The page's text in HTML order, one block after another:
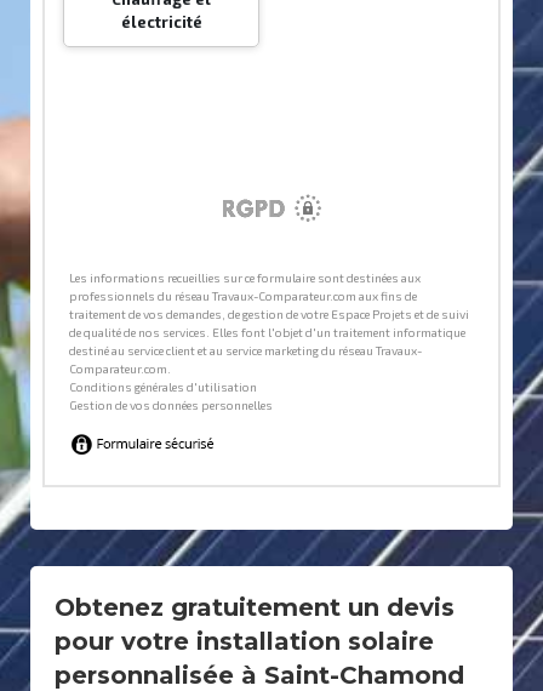
Obtenez gratuitement un devis
pour votre installation solaire
personnalisée à Saint-Chamond